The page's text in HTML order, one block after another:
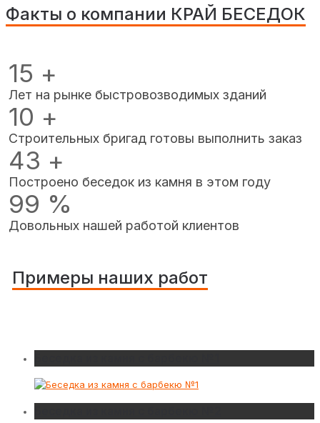
Факты о компании КРАЙ БЕСЕДОК
15 +
Лет на рынке быстровозводимых зданий
10 +
Строительных бригад готовы выполнить заказ
43 +
Построено беседок из камня в этом году
99 %
Довольных нашей работой клиентов
Примеры наших работ